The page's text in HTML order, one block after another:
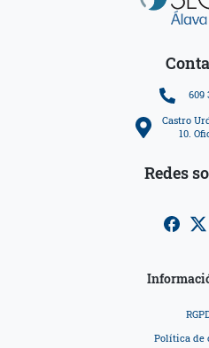
609
Castro
10.
Redes
Política de